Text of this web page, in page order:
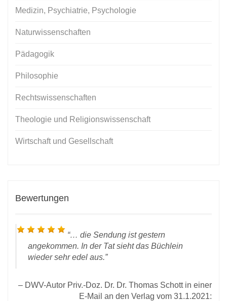
Medizin, Psychiatrie, Psychologie
Naturwissenschaften
Pädagogik
Philosophie
Rechtswissenschaften
Theologie und Religionswissenschaft
Wirtschaft und Gesellschaft
Bewertungen
… die Sendung ist gestern
angekommen. In der Tat sieht das Büchlein
wieder sehr edel aus.
DWV-Autor Priv.-Doz. Dr. Dr. Thomas Schott in einer
E-Mail an den Verlag vom 31.1.2021: